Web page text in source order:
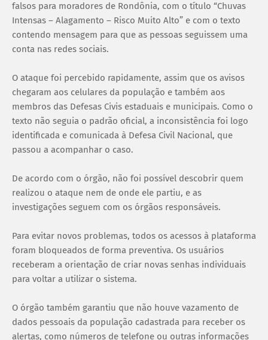
falsos para moradores de Rondônia, com o título “Chuvas
Intensas – Alagamento – Risco Muito Alto” e com o texto
contendo mensagem para que as pessoas seguissem uma
conta nas redes sociais.
O ataque foi percebido rapidamente, assim que os avisos
chegaram aos celulares da população e também aos
membros das Defesas Civis estaduais e municipais. Como o
texto não seguia o padrão oficial, a inconsistência foi logo
identificada e comunicada à Defesa Civil Nacional, que
passou a acompanhar o caso.
De acordo com o órgão, não foi possível descobrir quem
realizou o ataque nem de onde ele partiu, e as
investigações seguem com os órgãos responsáveis.
Para evitar novos problemas, todos os acessos à plataforma
foram bloqueados de forma preventiva. Os usuários
receberam a orientação de criar novas senhas individuais
para voltar a utilizar o sistema.
O órgão também garantiu que não houve vazamento de
dados pessoais da população cadastrada para receber os
alertas, como números de telefone ou outras informações